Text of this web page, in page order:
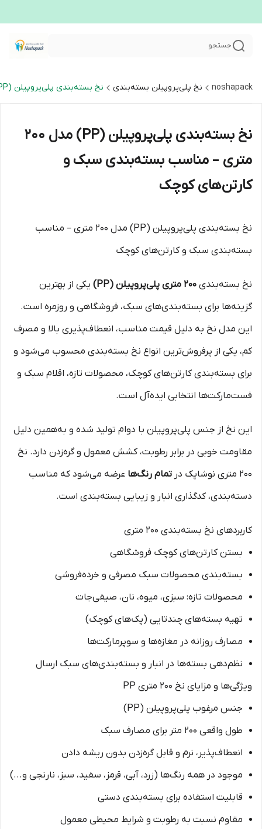
جستجو
noshapack نخ پلی‌پروپیلن بسته‌بندی نخ بسته‌بندی پلی‌پروپیلن (PP) مدل ۲۰۰ متری – مناسب بسته‌بندی سبک و کارتن‌های کوچک
نخ بسته‌بندی پلی‌پروپیلن (PP) مدل ۲۰۰
متری – مناسب بسته‌بندی سبک و
کارتن‌های کوچک
نخ بسته‌بندی پلی‌پروپیلن (PP) مدل ۲۰۰ متری – مناسب
بسته‌بندی سبک و کارتن‌های کوچک
نخ بسته‌بندی ۲۰۰ متری پلی‌پروپیلن (PP)
یکی از بهترین
گزینه‌ها برای بسته‌بندی‌های سبک، فروشگاهی و روزمره است.
این مدل نخ به دلیل قیمت مناسب، انعطاف‌پذیری بالا و مصرف
کم، یکی از پرفروش‌ترین انواع نخ بسته‌بندی محسوب می‌شود و
برای بسته‌بندی کارتن‌های کوچک، محصولات تازه، اقلام سبک و
فست‌مارکت‌ها انتخابی ایده‌آل است.
این نخ از جنس پلی‌پروپیلن با دوام تولید شده و به‌همین دلیل
مقاومت خوبی در برابر رطوبت، کشش معمول و گره‌زدن دارد. نخ
۲۰۰ متری نوشاپک در
تمام رنگ‌ها عرضه می‌شود که مناسب
دسته‌بندی، کدگذاری انبار و زیبایی بسته‌بندی است.
کاربردهای نخ بسته‌بندی ۲۰۰ متری
بستن کارتن‌های کوچک فروشگاهی
بسته‌بندی محصولات سبک مصرفی و خرده‌فروشی
محصولات تازه: سبزی، میوه، نان، صیفی‌جات
تهیه بسته‌های چندتایی (پک‌های کوچک)
مصارف روزانه در مغازه‌ها و سوپرمارکت‌ها
نظم‌دهی بسته‌ها در انبار و بسته‌بندی‌های سبک ارسال
ویژگی‌ها و مزایای نخ ۲۰۰ متری PP
جنس مرغوب پلی‌پروپیلن (PP)
طول واقعی ۲۰۰ متر برای مصارف سبک
انعطاف‌پذیر، نرم و قابل گره‌زدن بدون ریشه دادن
موجود در همه رنگ‌ها (زرد، آبی، قرمز، سفید، سبز، نارنجی و...)
قابلیت استفاده برای بسته‌بندی دستی
مقاوم نسبت به رطوبت و شرایط محیطی معمول